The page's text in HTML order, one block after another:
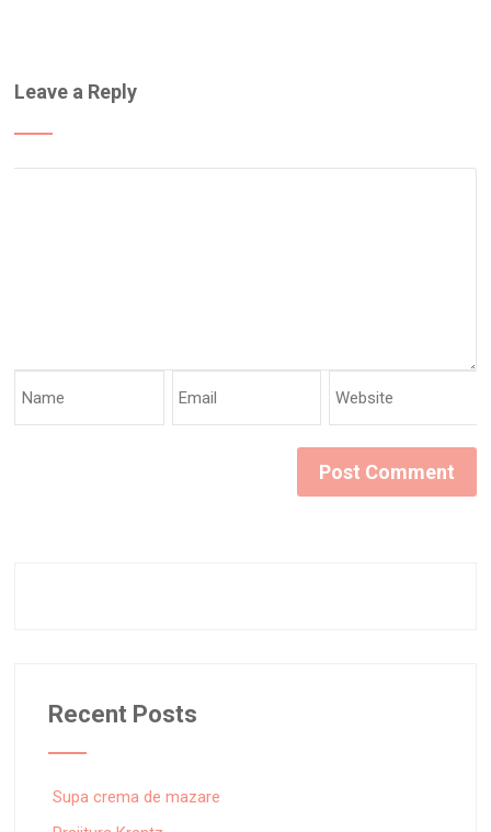
Leave a Reply
Recent Posts
Supa crema de mazare